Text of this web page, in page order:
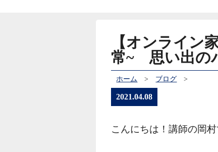
【オンライン
常~ 思い出の
ホーム > ブログ >
2021.04.08
こんにちは！講師の岡村